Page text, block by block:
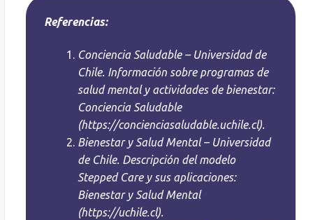
Referencias:
Conciencia Saludable – Universidad de
Chile. Información sobre programas de
salud mental y actividades de bienestar:
Conciencia Saludable
(https://concienciasaludable.uchile.cl).
Bienestar y Salud Mental – Universidad
de Chile. Descripción del modelo
Stepped Care y sus aplicaciones:
Bienestar y Salud Mental
(https://uchile.cl).